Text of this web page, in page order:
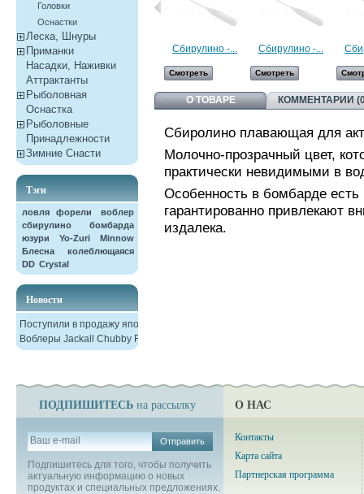
Головки
Оснастки
Леска, Шнуры
Приманки
Насадки, Наживки
Aттрактанты
Рыболовная
Оснастка
Рыболовные
Принадлежности
Зимние Снасти
Тэги
ловля форели
воблер
сбирулино
бомбарда
юзури
Yo-Zuri
Minnow
Блесна колеблющаяся
DD Crystal
Новости
Поступили в продажу японские
Воблеры Jackall Chubby F38
Сбирулино -...
Смотреть
Сбирулино -...
Смотреть
О ТОВАРЕ КОММЕНТАРИИ
Сбиролино плавающая для
Молочно-прозрачный цвет,
практически невидимыми в
Особенность в бомбарде
гарантированно привлекают
издалека.
ПОДПИШИТЕСЬ на рассылку
Отправить
Подпишитесь для того, чтобы получить
актуальную информацию о новых
продуктах и специальных предложениях.
О НАС
Контакты
Карта сайта
Партнерская программа